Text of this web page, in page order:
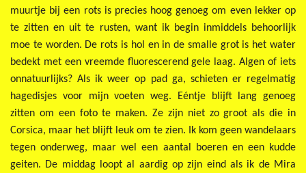
muurtje bij een rots is precies hoog genoeg om even lekker op
te zitten en uit te rusten, want ik begin inmiddels behoorlijk
moe te worden. De rots is hol en in de smalle grot is het water
bedekt met een vreemde fluorescerend gele laag. Algen of iets
onnatuurlijks? Als ik weer op pad ga, schieten er regelmatig
hagedisjes voor mijn voeten weg. Eéntje blijft lang genoeg
zitten om een foto te maken. Ze zijn niet zo groot als die in
Corsica, maar het blijft leuk om te zien. Ik kom geen wandelaars
tegen onderweg, maar wel een aantal boeren en een kudde
geiten. De middag loopt al aardig op zijn eind als ik de Mira